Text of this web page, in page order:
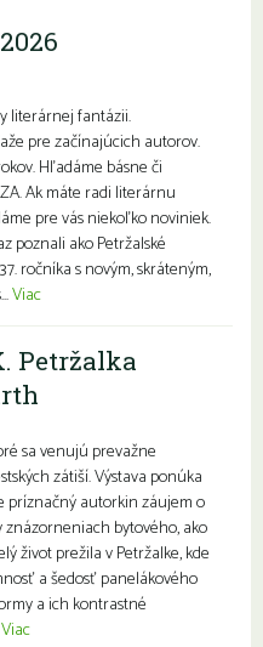
literárnej fantázii.
pre začínajúcich autorov.
Hľadáme básne či
Ak máte radi literárnu
pre vás niekoľko noviniek.
poznali ako Petržalské
ročníka s novým, skráteným,
Viac
Petržalka
sa venujú prevažne
zátiší. Výstava ponúka
príznačný autorkin záujem o
bytového, ako
život prežila v Petržalke, kde
a šedosť panelákového
a ich kontrastné
Viac